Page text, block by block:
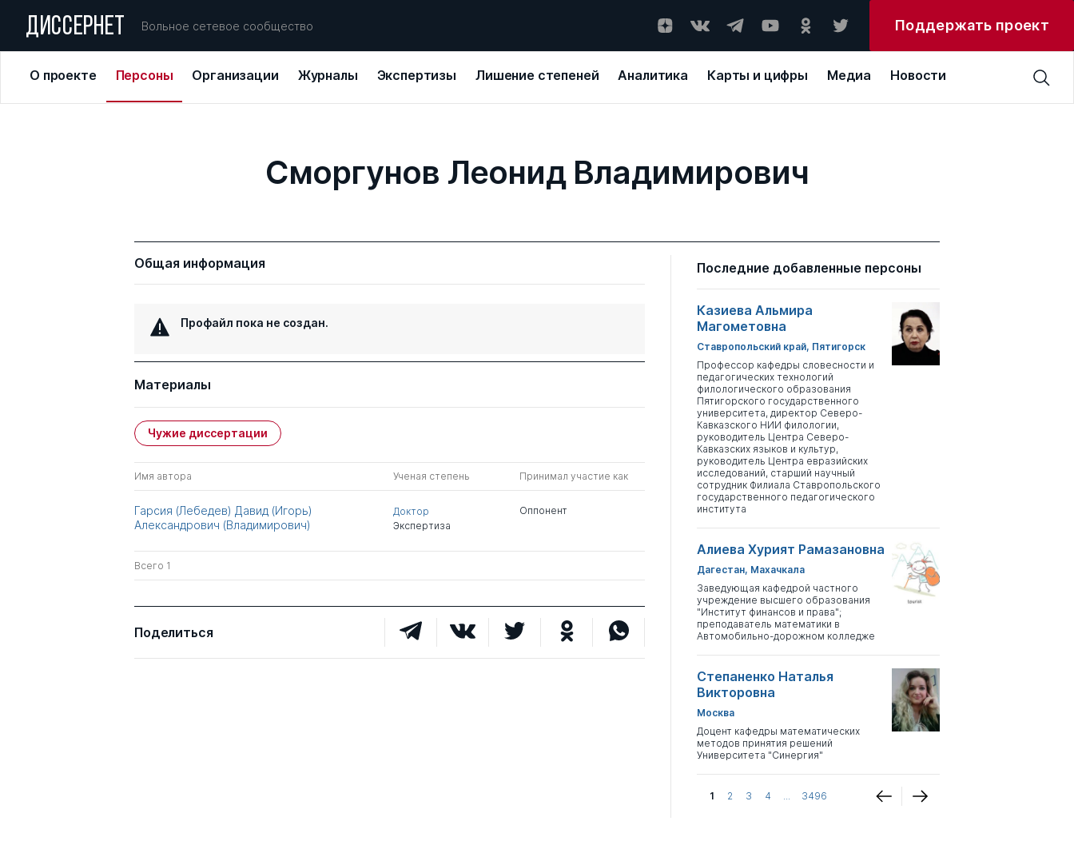
ДИССЕРНЕТ Вольное сетевое сообщество Поддержать проект
О проекте Персоны Организации Журналы Экспертизы Лишение степеней Аналитика Карты и цифры Медиа Новости
Сморгунов Леонид Владимирович
Общая информация
Профайл пока не создан.
Материалы
Чужие диссертации
Имя автора Ученая степень Принимал участие как
Гарсия (Лебедев) Давид (Игорь)
Александрович (Владимирович)
Доктор
Экспертиза
Оппонент
Всего 1
Поделиться
Последние добавленные персоны
Казиева Альмира
Магометовна
Ставропольский край, Пятигорск
Профессор кафедры словесности и
педагогических технологий
филологического образования
Пятигорского государственного
университета, директор Северо-
Кавказского НИИ филологии,
руководитель Центра Северо-
Кавказских языков и культур,
руководитель Центра евразийских
исследований, старший научный
сотрудник Филиала Ставропольского
государственного педагогического
института
Алиева Хурият Рамазановна
Дагестан, Махачкала
Заведующая кафедрой частного
учреждение высшего образования
"Институт финансов и права";
преподаватель математики в
Автомобильно-дорожном колледже
Степаненко Наталья
Викторовна
Москва
Доцент кафедры математических
методов принятия решений
Университета "Синергия"
1 2 3 4 ... 3496